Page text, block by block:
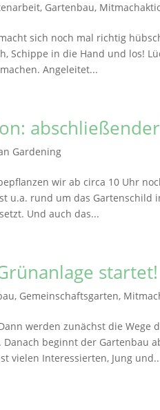
, Gartenbau,
sich noch mal richtig
Schippe in die Hand und los!
Angeleitet...
Gardening
wir ab circa 10 Uhr
u.a. rund um das
Und auch das...
startet!
, Gemeinschaftsgarten,
werden zunächst die
Danach beginnt der Gartenbau
vielen Interessierten, Jung